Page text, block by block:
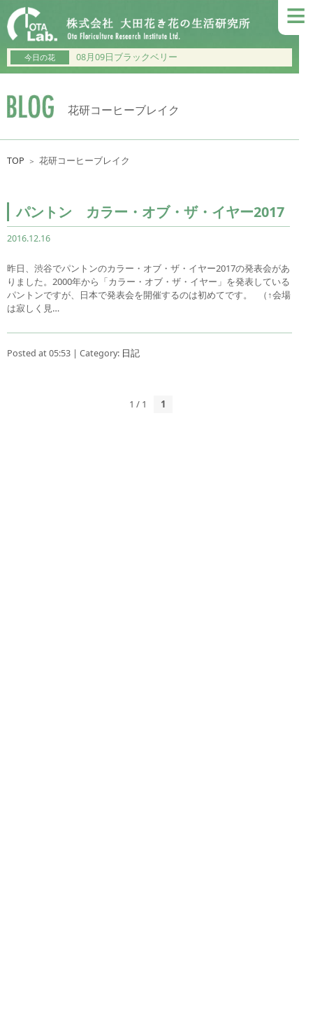
≡
今日の花 08月09日ブラックベリー
花研コーヒーブレイク
TOP ＞ 花研コーヒーブレイク
パントン カラー・オブ・ザ・イヤー2017
2016.12.16
昨日、渋谷でパントンのカラー・オブ・ザ・イヤー2017の発表会があ
りました。2000年から「カラー・オブ・ザ・イヤー」を発表している
パントンですが、日本で発表会を開催するのは初めてです。 （↑会場
は寂しく見…
Posted at 05:53 | Category: 日記
1 / 1 1